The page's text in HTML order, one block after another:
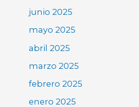
junio 2025
mayo 2025
abril 2025
marzo 2025
febrero 2025
enero 2025